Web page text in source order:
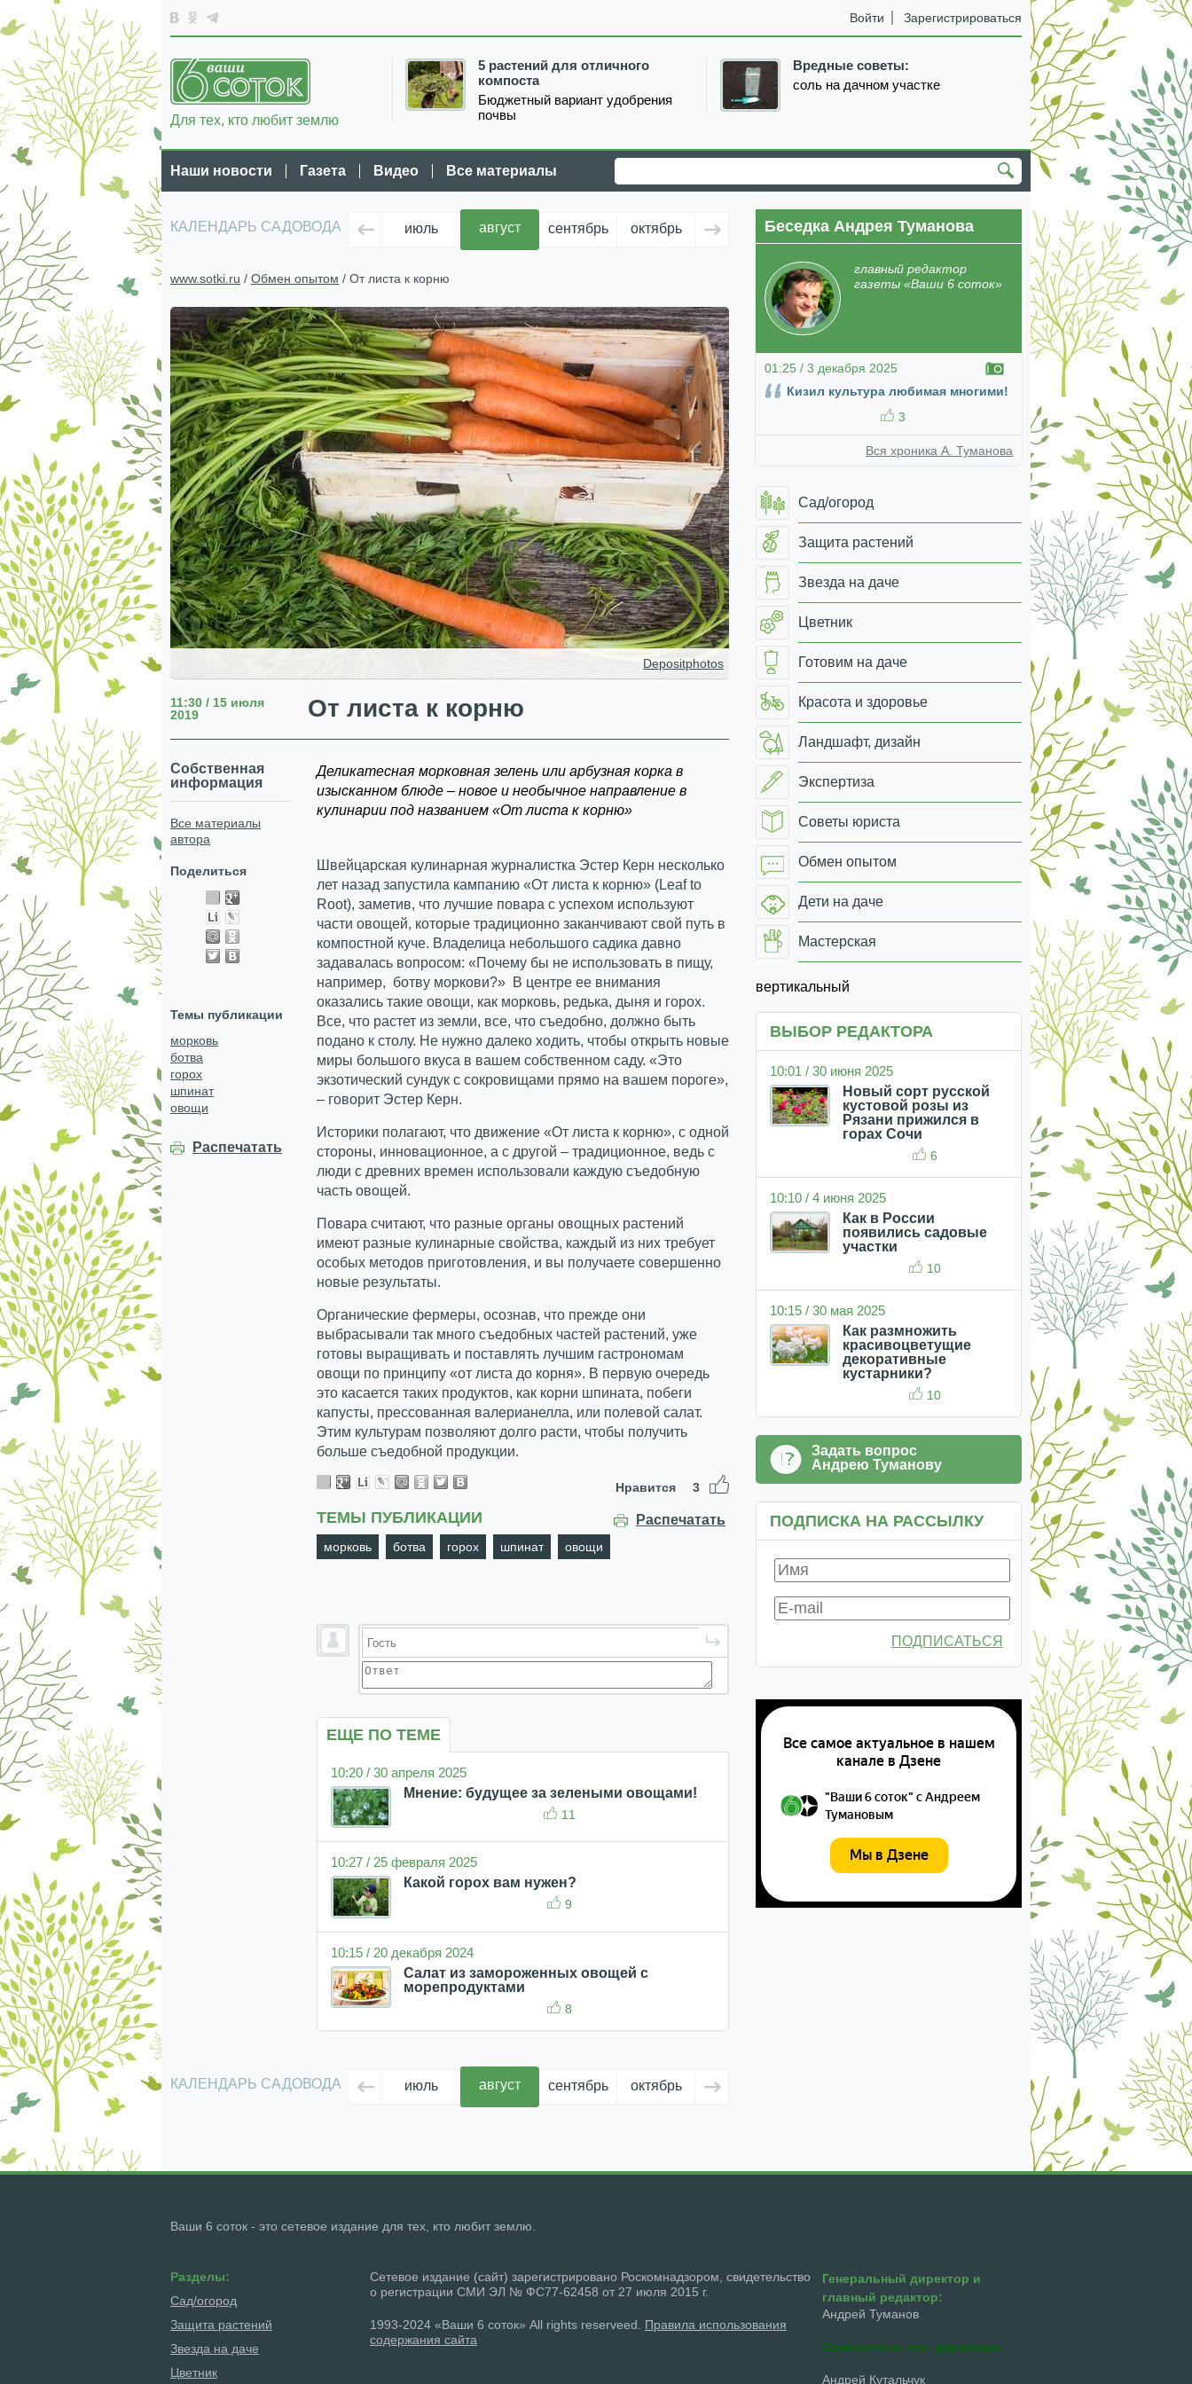
Войти Зарегистрироваться
5 растений для отличного
компоста
Бюджетный вариант удобрения
почвы
Вредные советы:
соль на дачном участке
Для тех, кто любит землю
Наши новости Газета Видео Все материалы
КАЛЕНДАРЬ САДОВОДА июль август сентябрь октябрь ноябрь декабрь январь февраль март апрель
www.sotki.ru / Обмен опытом / От листа к корню
Depositphotos
11:30 / 15 июля
2019
От листа к корню
Собственная
информация
Все материалы
автора
Поделиться
Темы публикации
морковь
ботва
горох
шпинат
овощи
Распечатать
Деликатесная морковная зелень или арбузная корка в
изысканном блюде – новое и необычное направление в
кулинарии под названием «От листа к корню»
Швейцарская кулинарная журналистка Эстер Керн несколько
лет назад запустила кампанию «От листа к корню» (Leaf to
Root), заметив, что лучшие повара с успехом используют
части овощей, которые традиционно заканчивают свой путь в
компостной куче. Владелица небольшого садика давно
задавалась вопросом: «Почему бы не использовать в пищу,
например, ботву моркови?» В центре ее внимания
оказались такие овощи, как морковь, редька, дыня и горох.
Все, что растет из земли, все, что съедобно, должно быть
подано к столу. Не нужно далеко ходить, чтобы открыть новые
миры большого вкуса в вашем собственном саду. «Это
экзотический сундук с сокровищами прямо на вашем пороге»,
– говорит Эстер Керн.
Историки полагают, что движение «От листа к корню», с одной
стороны, инновационное, а с другой – традиционное, ведь с
люди с древних времен использовали каждую съедобную
часть овощей.
Повара считают, что разные органы овощных растений
имеют разные кулинарные свойства, каждый из них требует
особых методов приготовления, и вы получаете совершенно
новые результаты.
Органические фермеры, осознав, что прежде они
выбрасывали так много съедобных частей растений, уже
готовы выращивать и поставлять лучшим гастрономам
овощи по принципу «от листа до корня». В первую очередь
это касается таких продуктов, как корни шпината, побеги
капусты, прессованная валерианелла, или полевой салат.
Этим культурам позволяют долго расти, чтобы получить
больше съедобной продукции.
Нравится 3
Распечатать
ТЕМЫ ПУБЛИКАЦИИ
морковь ботва горох шпинат овощи
ЕЩЕ ПО ТЕМЕ
10:20 / 30 апреля 2025
Мнение: будущее за зелеными овощами!
11
10:27 / 25 февраля 2025
Какой горох вам нужен?
9
10:15 / 20 декабря 2024
Салат из замороженных овощей с
морепродуктами
8
КАЛЕНДАРЬ САДОВОДА июль август сентябрь октябрь ноябрь март апрель
Беседка Андрея Туманова
главный редактор
газеты «Ваши 6 соток»
01:25 / 3 декабря 2025
Кизил культура любимая многими!
3
Вся хроника А. Туманова
Сад/огород
Защита растений
Звезда на даче
Цветник
Готовим на даче
Красота и здоровье
Ландшафт, дизайн
Экспертиза
Советы юриста
Обмен опытом
Дети на даче
Мастерская
вертикальный
ВЫБОР РЕДАКТОРА
10:01 / 30 июня 2025
Новый сорт русской
кустовой розы из
Рязани прижился в
горах Сочи
6
10:10 / 4 июня 2025
Как в России
появились садовые
участки
10
10:15 / 30 мая 2025
Как размножить
красивоцветущие
декоративные
кустарники?
10
Задать вопрос
Андрею Туманову
ПОДПИСКА НА РАССЫЛКУ
ПОДПИСАТЬСЯ
Ваши 6 соток - это сетевое издание для тех, кто любит землю.
Разделы:
Сад/огород
Защита растений
Звезда на даче
Цветник
Сетевое издание (сайт) зарегистрировано Роскомнадзором, свидетельство
о регистрации СМИ ЭЛ № ФС77-62458 от 27 июля 2015 г.
1993-2024 «Ваши 6 соток» All rights reserveed. Правила использования
содержания сайта
Генеральный директор и
главный редактор:
Андрей Туманов
Заместитель ген. директора
Андрей Кутальчук